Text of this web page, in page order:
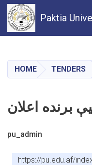
Paktia
HOME TENDERS
pu_admin
https://pu.edu.af/